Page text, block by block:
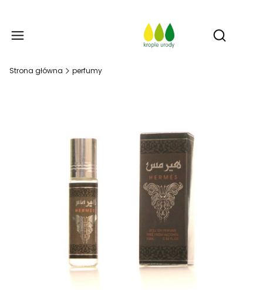
Otwórz
Strona główna perfumy